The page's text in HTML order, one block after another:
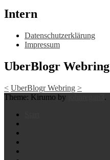
Intern
Datenschutzerklärung
Impressum
UberBlogr Webring
< UberBlogr Webring >
Theme: Kirumo by
.